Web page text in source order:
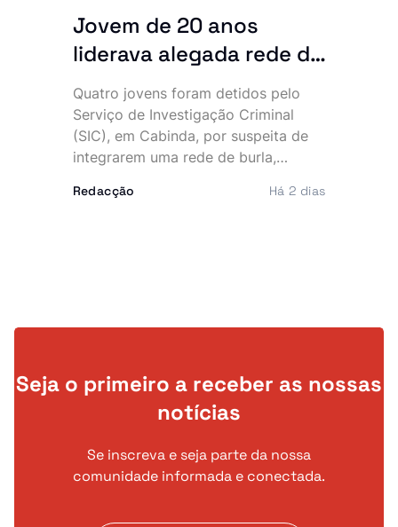
Jovem de 20 anos
liderava alegada rede de
burlas que financiava
uma vida de luxo, diz SIC
Quatro jovens foram detidos pelo
Serviço de Investigação Criminal
(SIC), em Cabinda, por suspeita de
integrarem uma rede de burla,
rede Vodacom, num esquema que
caros e festas frequentes.
Redacção Há 2 dias
Seja o primeiro a receber as nossas
notícias
Se inscreva e seja parte da nossa
comunidade informada e conectada.